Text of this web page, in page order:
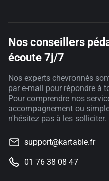
Nos conseillers
écoute 7j/7
Nos experts chevronnés
par e-mail pour répondre à
Pour comprendre nos
accompagnement ou
n'hésitez pas à les solliciter.
support@kartable.fr
01 76 38 08 47